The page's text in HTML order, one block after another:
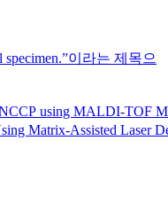
specimen.”이라는 제목으
using MALDI-TOF
Matrix-Assisted Laser